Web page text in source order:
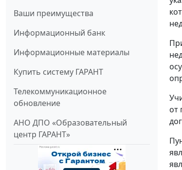
Ваши преимущества
Информационный банк
Информационные материалы
Купить систему ГАРАНТ
Телекоммуникационное
обновление
АНО ДПО «Образовательный
центр ГАРАНТ»
от